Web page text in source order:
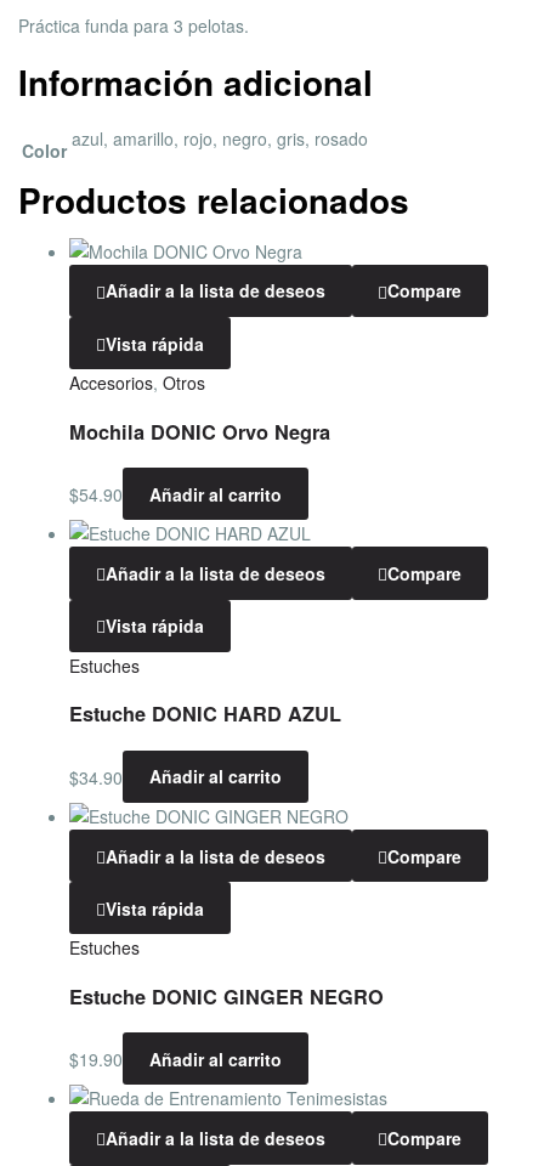
Práctica funda para 3 pelotas.
Información adicional
Color azul, amarillo, rojo, negro, gris, rosado
Productos relacionados
Añadir a la lista de deseos Compare
Vista rápida
Accesorios, Otros
Mochila DONIC Orvo Negra
$54.90 Añadir al carrito
Añadir a la lista de deseos Compare
Vista rápida
Estuches
Estuche DONIC HARD AZUL
$34.90 Añadir al carrito
Añadir a la lista de deseos Compare
Vista rápida
Estuches
Estuche DONIC GINGER NEGRO
$19.90 Añadir al carrito
Añadir a la lista de deseos Compare